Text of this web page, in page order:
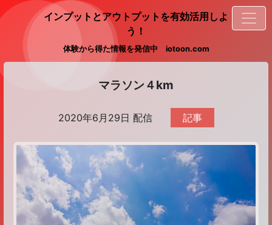
インプットとアウトプットを有効活用しよ
う！
体験から得た情報を発信中 iotoon.com
マラソン４km
2020年6月29日 配信 記事